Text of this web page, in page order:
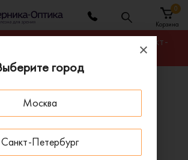
город
Москва
Санкт-Петербург
Корзина
0
цену на любую оправу в Санкт-
очки
очки Ray-Ban RB 3560 002/71